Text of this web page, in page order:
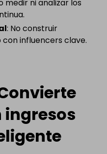
medir ni analizar los
: No construir
influencers clave.
ingresos